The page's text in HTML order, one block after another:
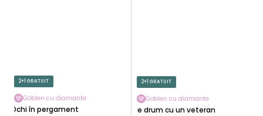
2+1 GRATUIT
Goblen cu diamante
Ochi în pergament
2+1 GRATUIT
Goblen cu diamante
Pe drum cu un veteran